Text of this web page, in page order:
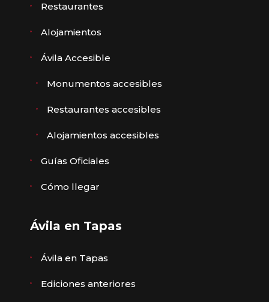
Restaurantes
Alojamientos
Ávila Accesible
Monumentos accesibles
Restaurantes accesibles
Alojamientos accesibles
Guías Oficiales
Cómo llegar
Ávila en Tapas
Ávila en Tapas
Ediciones anteriores